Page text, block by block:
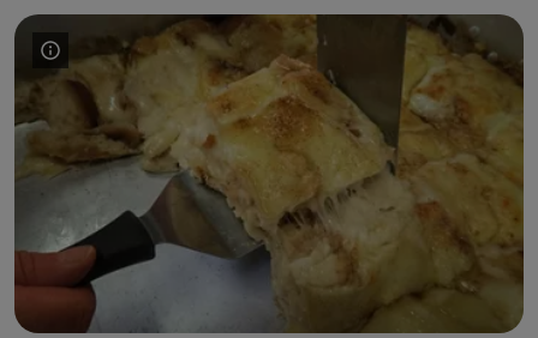
combinazione di erba fresca, fiori e acqua purissima
contribuisce al suo profumo delicato. Inoltre il latte
viene lavorato a crudo, un metodo che lascia intatti
gli aromi della materia prima, che si trasferiscono così
nel formaggio.
Caratteristiche preziose che sono ancor più esaltate
Fontina d’alpeggio
, che nasce dal latte delle
mandrie allevate in estate in alta montagna,
seguendo gli antichi metodi di lavorazione
artigianale. In Valle d’Aosta, infatti, ancor oggi i bovini
nella stagione estiva vengono portati a pascolare ad
alta quota per 120 giorni, da inizio giugno a fine